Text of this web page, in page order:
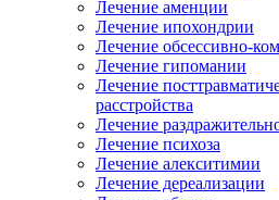
Лечение аменции
Лечение ипохондрии
Лечение обсессивно-
Лечение гипомании
Лечение
расстройства
Лечение
Лечение психоза
Лечение алекситимии
Лечение дереализации